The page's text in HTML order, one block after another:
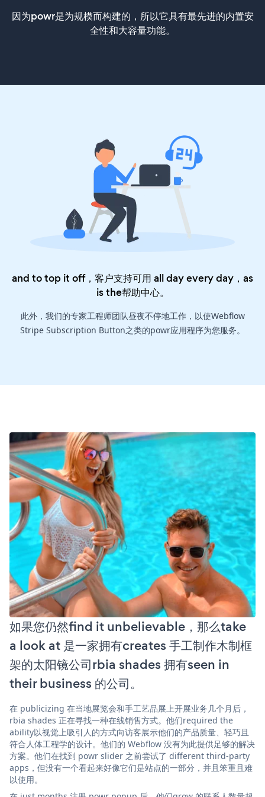
因为powr是为规模而构建的，所以它具有最先进的内置安
全性和大容量功能。
and to top it off，客户支持可用 all day every day，as
is the帮助中心。
此外，我们的专家工程师团队昼夜不停地工作，以使Webflow
Stripe Subscription Button之类的powr应用程序为您服务。
如果您仍然find it unbelievable，那么take
a look at 是一家拥有creates 手工制作木制框
架的太阳镜公司rbia shades 拥有seen in
their business 的公司。
在 publicizing 在当地展览会和手工艺品展上开展业务几个月后，
rbia shades 正在寻找一种在线销售方式。他们required the
ability以视觉上吸引人的方式向访客展示他们的产品质量、轻巧且
符合人体工程学的设计。他们的 Webflow 没有为此提供足够的解决
方案。他们在找到 powr slider 之前尝试了 different third-party
apps，但没有一个看起来好像它们是站点的一部分，并且笨重且难
以使用。